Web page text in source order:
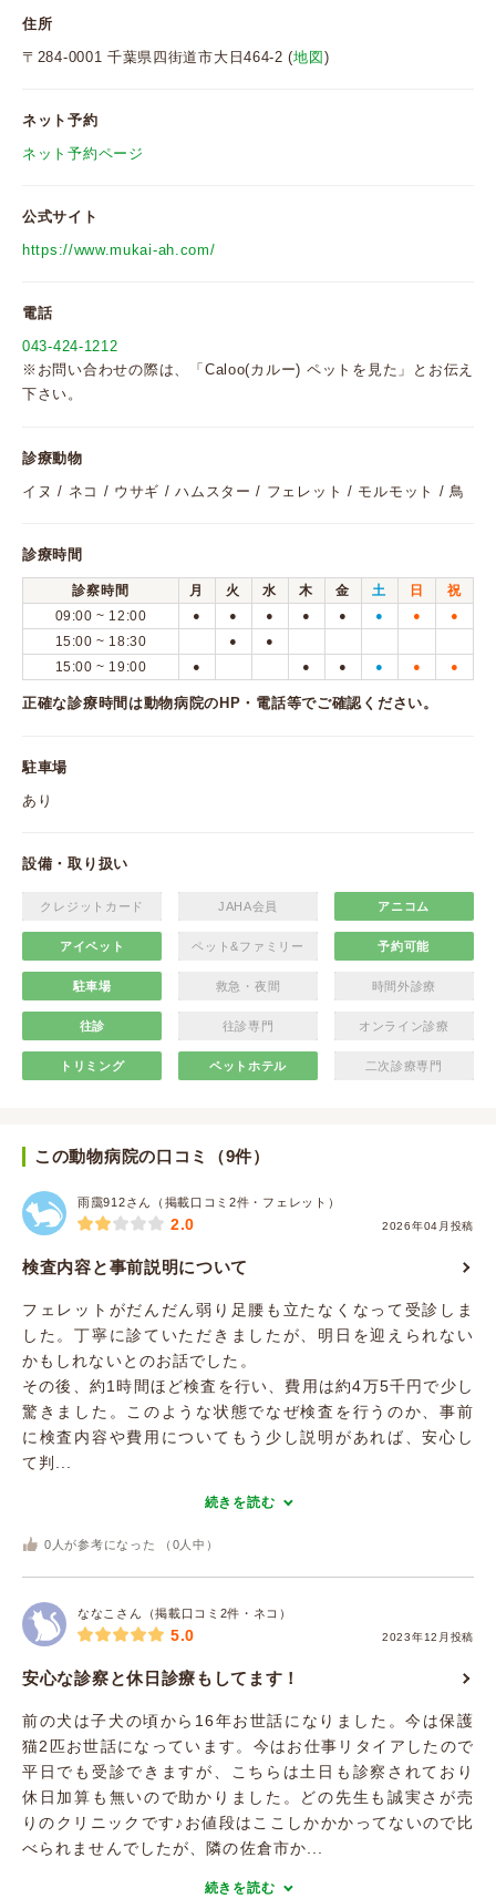
住所
〒284-0001 千葉県四街道市大日464-2 (地図 )
ネット予約
ネット予約ページ
公式サイト
https://www.mukai-ah.com/
電話
043-424-1212
※お問い合わせの際は、「Caloo(カルー) ペットを見た」とお伝え
下さい。
診療動物
イヌ / ネコ / ウサギ / ハムスター / フェレット / モルモット / 鳥
診療時間
診察時間 月 火 水 木 金 土 日
祝
09:00 ~ 12:00
● ● ● ● ● ● ● ●
15:00 ~ 18:30 ● ●
15:00 ~ 19:00 ● ● ● ● ● ●
正確な診療時間は動物病院のHP・電話等でご確認ください。
駐車場
あり
設備・取り扱い
クレジットカード JAHA会員 アニコム
アイペット ペット&ファミリー 予約可能
駐車場 救急・夜間 時間外診療
往診 往診専門 オンライン診療
トリミング ペットホテル 二次診療専門
この動物病院の口コミ（9件）
雨靄912さん（掲載口コミ2件・フェレット）
2026年04月投稿
2.0
検査内容と事前説明について
フェレットがだんだん弱り足腰も立たなくなって受診しま
した。丁寧に診ていただきましたが、明日を迎えられない
かもしれないとのお話でした。
その後、約1時間ほど検査を行い、費用は約4万5千円で少し
驚きました。このような状態でなぜ検査を行うのか、事前
に検査内容や費用についてもう少し説明があれば、安心し
て判...
続きを読む
0 人が参考になった （ 0 人中）
ななこさん（掲載口コミ2件・ネコ）
2023年12月投稿
5.0
安心な診察と休日診療もしてます！
前の犬は子犬の頃から16年お世話になりました。今は保護
猫2匹お世話になっています。今はお仕事リタイアしたので
平日でも受診できますが、こちらは土日も診察されており
休日加算も無いので助かりました。どの先生も誠実さが売
りのクリニックです♪お値段はここしかかかってないので比
べられませんでしたが、隣の佐倉市か...
続きを読む